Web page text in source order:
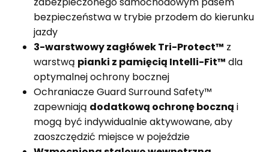
bezpieczeństwa w trybie przodem do kierunku
jazdy
3-warstwowy zagłówek Tri-Protect™ z
warstwą pianki z pamięcią Intelli-Fit™ dla
optymalnej ochrony bocznej
Ochraniacze Guard Surround Safety™
zapewniają dodatkową ochronę boczną i
mogą być indywidualnie aktywowane, aby
zaoszczędzić miejsce w pojeździe